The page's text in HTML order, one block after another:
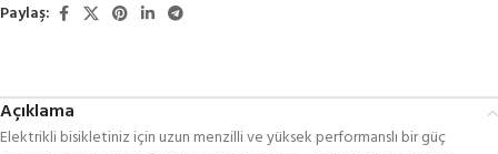
Paylaş:
Açıklama
Elektrikli bisikletiniz için uzun menzilli ve yüksek performanslı bir güç